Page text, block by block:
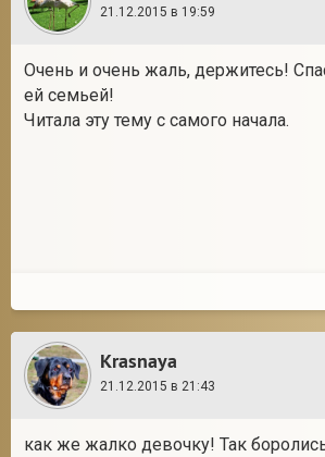
21.12.2015 в 19:59
Очень и очень жаль, держитесь!
ей семьей!
Читала эту тему с самого начала.
Krasnaya
21.12.2015 в 21:43
как же жалко девочку! Так